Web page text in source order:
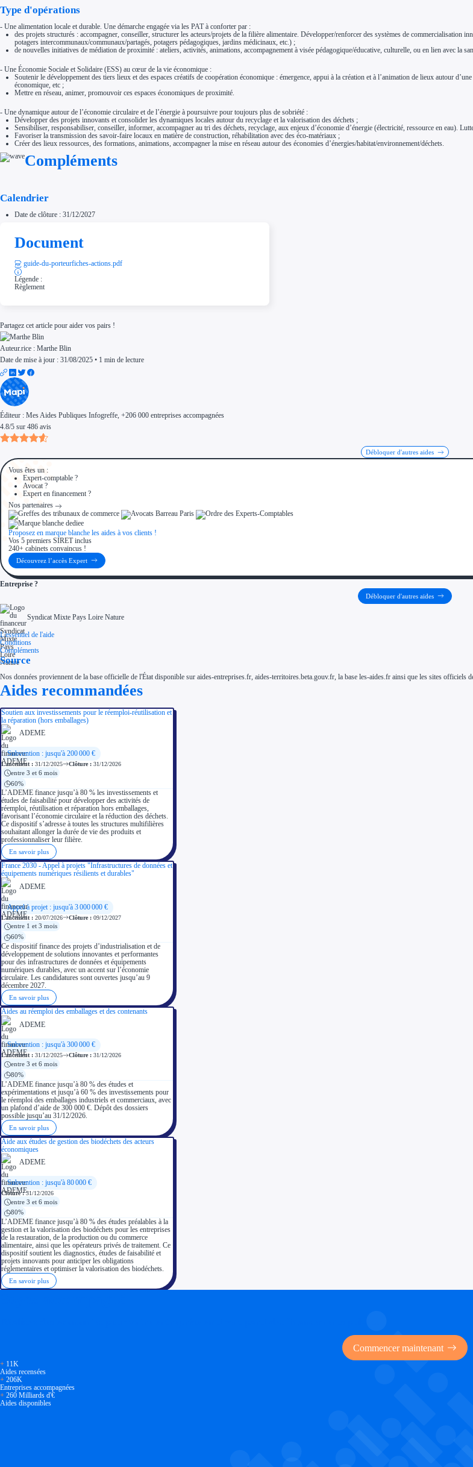
Nos guides
Nos partenaires
Contactez-nous
Type d'opérations
- Une alimentation locale et durable. Une démarche engagée via les PAT à conforter par :
des projets structurés : accompagner, conseiller, structurer les acteurs/projets de la filière alimentaire. Développer/renforcer des systèmes de commercialisation
potagers intercommunaux/communaux/partagés, potagers pédagogiques, jardins médicinaux, etc.) ;
de nouvelles initiatives de médiation de proximité : ateliers, activités, animations, accompagnement à visée pédagogique/éducative, culturelle, ou en lien avec la
- Une Économie Sociale et Solidaire (ESS) au cœur de la vie économique :
Soutenir le développement des tiers lieux et des espaces créatifs de coopération économique : émergence, appui à la création et à l’animation de lieux autour
économique, etc ;
Mettre en réseau, animer, promouvoir ces espaces économiques de proximité.
- Une dynamique autour de l’économie circulaire et de l’énergie à poursuivre pour toujours plus de sobriété :
Développer des projets innovants et consolider les dynamiques locales autour du recyclage et la valorisation des déchets ;
Sensibiliser, responsabiliser, conseiller, informer, accompagner au tri des déchets, recyclage, aux enjeux d’économie d’énergie (électricité, ressource en eau).
Favoriser la transmission des savoir-faire locaux en matière de construction, réhabilitation avec des éco-matériaux ;
Créer des lieux ressources, des formations, animations, accompagner la mise en réseau autour des économies d’énergies/habitat/environnement/déchets.
Compléments
Calendrier
Date de clôture : 31/12/2027
Document
guide-du-porteurfiches-actions.pdf
Légende :
Règlement
Partagez cet article pour aider vos pairs !
Auteur.rice : Marthe Blin
Date de mise à jour : 31/08/2025 • 1 min de lecture
Éditeur : Mes Aides Publiques Infogreffe, +206 000 entreprises accompagnées
4.8/5 sur 486 avis
Débloquer d'autres aides
Vous êtes un :
Expert-comptable ?
Avocat ?
Expert en financement ?
Nos partenaires
Proposez en marque blanche les aides à vos clients !
Vos 5 premiers SIRET inclus
240+ cabinets convaincus !
Découvrez l’accès Expert
Entreprise ?
Débloquer d'autres aides
Syndicat Mixte Pays Loire Nature
L'essentiel de l'aide
Conditions
Compléments
Source
Nos données proviennent de la base officielle de l'État disponible sur aides-entreprises.fr, aides-territoires.beta.gouv.fr, la base les-aides.fr ainsi que les sites officiels
Aides recommandées
Soutien aux investissements pour le réemploi-réutilisation et
la réparation (hors emballages)
ADEME
Subvention : jusqu'à 200 000 €
Lancement : 31/12/2025 Clôture : 31/12/2026
entre 3 et 6 mois
60%
L’ADEME finance jusqu’à 80 % les investissements et
études de faisabilité pour développer des activités de
réemploi, réutilisation et réparation hors emballages,
favorisant l’économie circulaire et la réduction des déchets.
Ce dispositif s’adresse à toutes les structures multifilières
souhaitant allonger la durée de vie des produits et
professionnaliser leur filière.
En savoir plus
France 2030 - Appel à projets "Infrastructures de données et
équipements numériques résilients et durables"
ADEME
Appel à projet : jusqu'à 3 000 000 €
Lancement : 20/07/2026 Clôture : 09/12/2027
entre 1 et 3 mois
60%
Ce dispositif finance des projets d’industrialisation et de
développement de solutions innovantes et performantes
pour des infrastructures de données et équipements
numériques durables, avec un accent sur l’économie
circulaire. Les candidatures sont ouvertes jusqu’au 9
décembre 2027.
En savoir plus
Aides au réemploi des emballages et des contenants
ADEME
Subvention : jusqu'à 300 000 €
Lancement : 31/12/2025 Clôture : 31/12/2026
entre 3 et 6 mois
80%
L’ADEME finance jusqu’à 80 % des études et
expérimentations et jusqu’à 60 % des investissements pour
le réemploi des emballages industriels et commerciaux, avec
un plafond d’aide de 300 000 €. Dépôt des dossiers
possible jusqu’au 31/12/2026.
En savoir plus
Aide aux études de gestion des biodéchets des acteurs
économiques
ADEME
Subvention : jusqu'à 80 000 €
Clôture :31/12/2026
entre 3 et 6 mois
80%
L’ADEME finance jusqu’à 80 % des études préalables à la
gestion et la valorisation des biodéchets pour les entreprises
de la restauration, de la production ou du commerce
alimentaire, ainsi que les opérateurs privés de traitement. Ce
dispositif soutient les diagnostics, études de faisabilité et
projets innovants pour anticiper les obligations
réglementaires et optimiser la valorisation des biodéchets.
En savoir plus
Commencer maintenant
+ 11K
Aides recensées
+ 206K
Entreprises accompagnées
+ 260 Milliards d'€
Aides disponibles